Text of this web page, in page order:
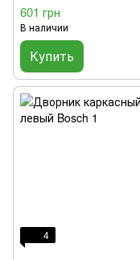
601 грн
В наличии
Купить
4